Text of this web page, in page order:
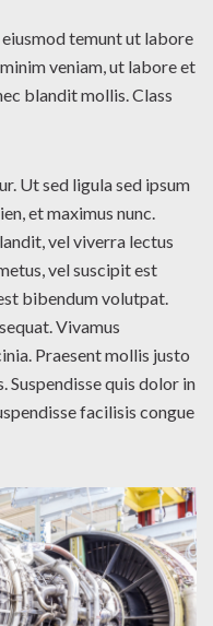
temunt ut labore
veniam, ut labore et
blandit mollis. Class
Ut sed ligula sed ipsum
et maximus nunc.
vel viverra lectus
vel suscipit est
bibendum volutpat.
Vivamus
Praesent mollis justo
Suspendisse quis dolor in
facilisis congue